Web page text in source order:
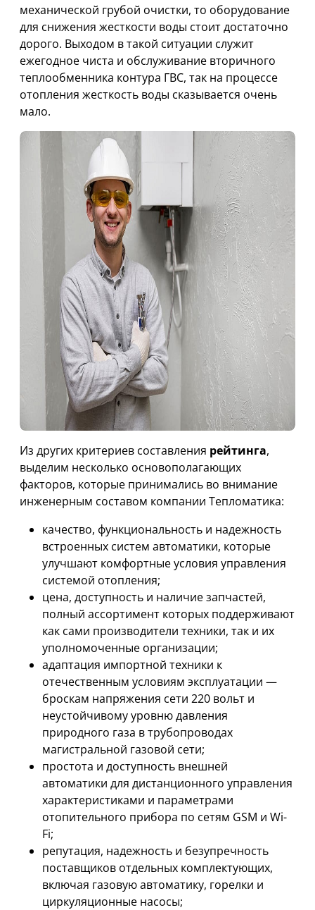
механической грубой очистки, то оборудование
для снижения жесткости воды стоит достаточно
дорого. Выходом в такой ситуации служит
ежегодное чиста и обслуживание вторичного
теплообменника контура ГВС, так на процессе
отопления жесткость воды сказывается очень
мало.
Из других критериев составления рейтинга,
выделим несколько основополагающих
факторов, которые принимались во внимание
инженерным составом компании Тепломатика:
качество, функциональность и надежность
встроенных систем автоматики, которые
улучшают комфортные условия управления
системой отопления;
цена, доступность и наличие запчастей,
полный ассортимент которых поддерживают
как сами производители техники, так и их
уполномоченные организации;
адаптация импортной техники к
отечественным условиям эксплуатации —
броскам напряжения сети 220 вольт и
неустойчивому уровню давления
природного газа в трубопроводах
магистральной газовой сети;
простота и доступность внешней
автоматики для дистанционного управления
характеристиками и параметрами
отопительного прибора по сетям GSM и Wi-
Fi;
репутация, надежность и безупречность
поставщиков отдельных комплектующих,
включая газовую автоматику, горелки и
циркуляционные насосы;